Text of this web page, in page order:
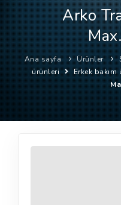
FIRMALAR
ÜRÜNLER
NASIL ÇALIŞIR?
YARDIM
Arko
Ana sayfa Ürünler
ürünleri
Erkek